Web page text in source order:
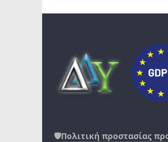
🛡️Πολιτική προστασίας